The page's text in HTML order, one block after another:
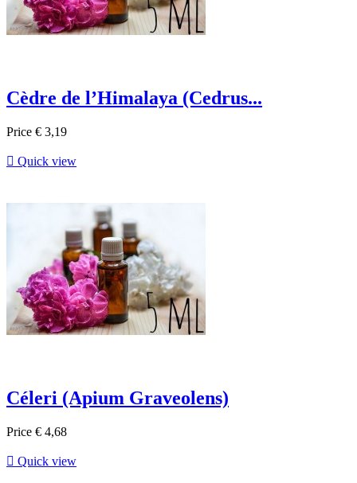
Cèdre de l’Himalaya (Cedrus...
Price € 3,19
 Quick view
Céleri (Apium Graveolens)
Price € 4,68
 Quick view